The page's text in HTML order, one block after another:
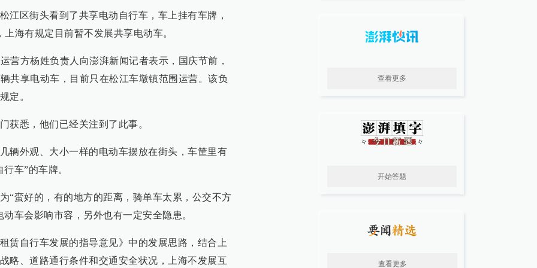
江区街头看到了共享电动自行车，车上挂有车牌，
海有规定目前暂不发展共享电动车。
营方杨姓负责人向澎湃新闻记者表示，国庆节前，
共享电动车，目前只在松江车墩镇范围运营。该负
定。
获悉，他们已经关注到了此事。
辆外观、大小一样的电动车摆放在街头，车筐里有
车”的车牌。
“蛮好的，有的地方的距离，骑单车太累，公交不方
车会影响市容，另外也有一定安全隐患。
赁自行车发展的指导意见》中的发展思路，结合上
略、道路通行条件和交通安全状况，上海不发展互
查看更多
开始答题
查看更多